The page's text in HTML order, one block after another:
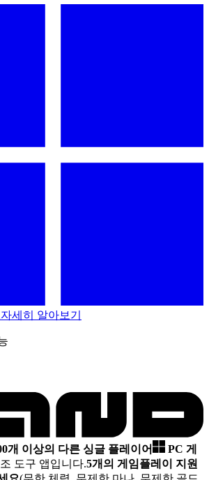
자세히 알아보기
개 이상의 다른 싱글 플레이어
PC 게
도구 앱입니다.5개의 게임플레이 지원